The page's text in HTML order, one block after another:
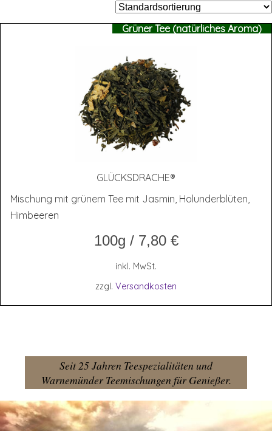
Grüner Tee (natürliches Aroma)
GLÜCKS­DRA­CHE®
Mischung mit grünem Tee mit Jasmin, Holunderblüten,
Himbeeren
100g / 7,80 €
inkl. MwSt.
zzgl. Versandkosten
Seit 25 Jahren Teespezialitäten und
Warnemünder Teemischungen für Genießer.